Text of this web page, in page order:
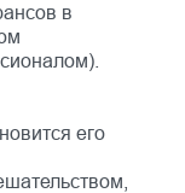
в
его